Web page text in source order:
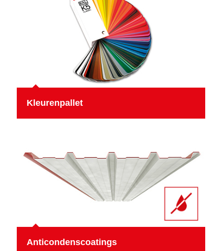
Kleurenpallet
Anticondenscoatings